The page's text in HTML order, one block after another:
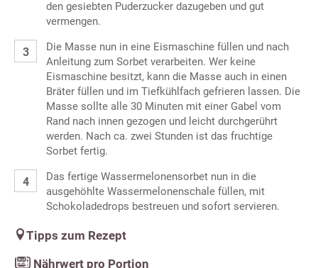
den gesiebten Puderzucker dazugeben und gut
vermengen.
Die Masse nun in eine Eismaschine füllen und nach
Anleitung zum Sorbet verarbeiten. Wer keine
Eismaschine besitzt, kann die Masse auch in einen
Bräter füllen und im Tiefkühlfach gefrieren lassen. Die
Masse sollte alle 30 Minuten mit einer Gabel vom
Rand nach innen gezogen und leicht durchgerührt
werden. Nach ca. zwei Stunden ist das fruchtige
Sorbet fertig.
Das fertige Wassermelonensorbet nun in die
ausgehöhlte Wassermelonenschale füllen, mit
Schokoladedrops bestreuen und sofort servieren.
Tipps zum Rezept
Nährwert pro Portion